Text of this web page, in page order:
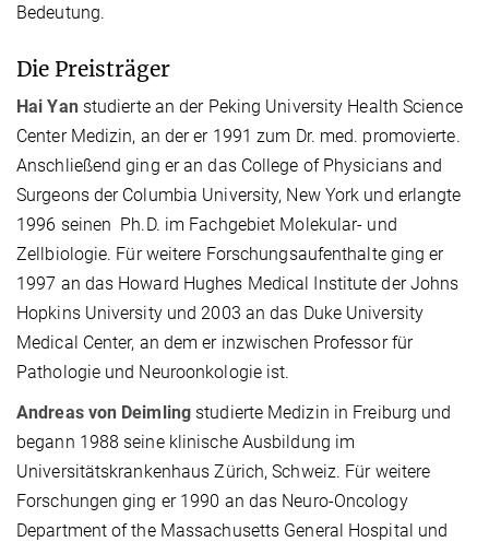
Bedeutung.
Die Preisträger
Hai Yan studierte an der Peking University Health Science
Center Medizin, an der er 1991 zum Dr. med. promovierte.
Anschließend ging er an das College of Physicians and
Surgeons der Columbia University, New York und erlangte
1996 seinen Ph.D. im Fachgebiet Molekular- und
Zellbiologie. Für weitere Forschungsaufenthalte ging er
1997 an das Howard Hughes Medical Institute der Johns
Hopkins University und 2003 an das Duke University
Medical Center, an dem er inzwischen Professor für
Pathologie und Neuroonkologie ist.
Andreas von Deimling studierte Medizin in Freiburg und
begann 1988 seine klinische Ausbildung im
Universitätskrankenhaus Zürich, Schweiz. Für weitere
Forschungen ging er 1990 an das Neuro-Oncology
Department of the Massachusetts General Hospital und